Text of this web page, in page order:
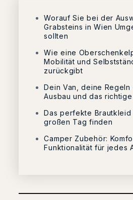
Worauf Sie bei der
Grabsteins in Wien
sollten
Wie eine
Mobilität und
zurückgibt
Dein Van, deine Regeln
Ausbau und das
Das perfekte Brautkleid
großen Tag finden
Camper Zubehör:
Funktionalität für jedes